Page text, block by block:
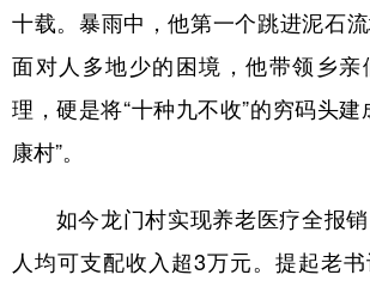
十载。暴雨中，他第一个跳进泥石流
面对人多地少的困境，他带领乡亲
理，硬是将“十种九不收”的穷码头建
康村”。
如今龙门村实现养老医疗全报销
人均可支配收入超3万元。提起老